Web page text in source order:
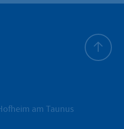
am Taunus